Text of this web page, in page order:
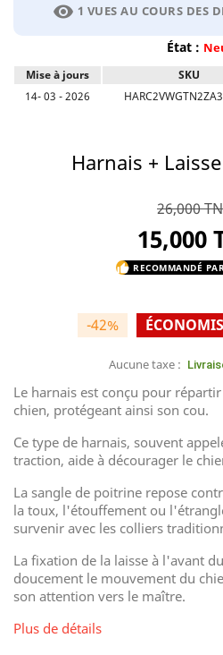
visibility 1 VUES AU COURS DES
État :
Mise à jours SKU
14- 03 - 2026
Harnais +
26,000
15,000
thumb_up RECOMMANDÉ
-42%
Aucune taxe :
Le harnais est conçu pour
chien, protégeant ainsi son cou.
Ce type de harnais, souvent
traction, aide à décourager le
La sangle de poitrine repose
la toux, l'étouffement ou
survenir avec les colliers
La fixation de la laisse à l'avant
doucement le mouvement du
son attention vers le maître.
Plus de détails